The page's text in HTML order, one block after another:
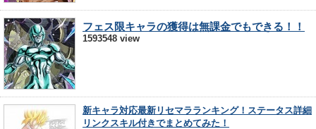
フェス限キャラの獲得は無課金でもできる！！
1593548 view
新キャラ対応最新リセマラランキング！ステータス詳細
リンクスキル付きでまとめてみた！